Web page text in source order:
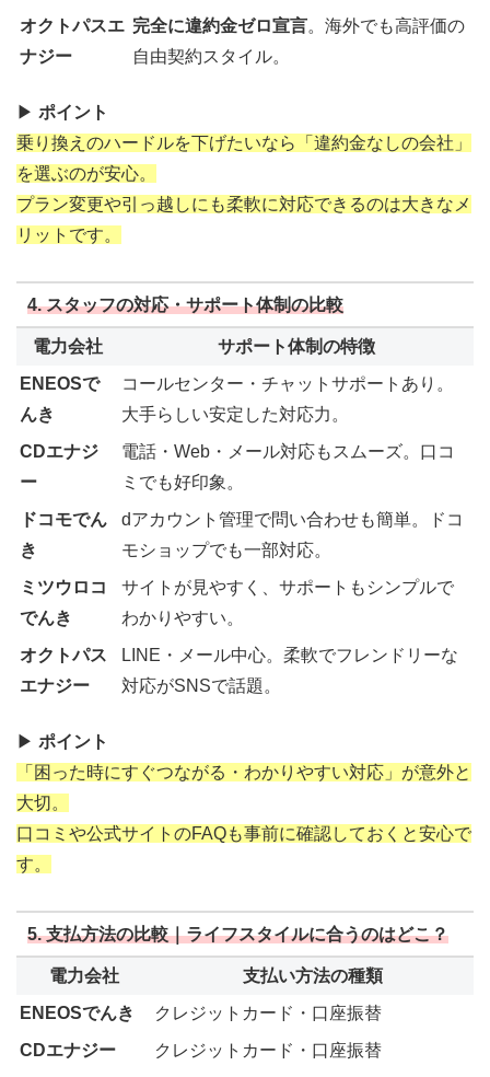
オクトパスエ
ナジー
完全に違約金ゼロ宣言。海外でも高評価の
自由契約スタイル。
▶ ポイント
乗り換えのハードルを下げたいなら「違約金なしの会社」
を選ぶのが安心。
プラン変更や引っ越しにも柔軟に対応できるのは大きなメ
リットです。
4. スタッフの対応・サポート体制の比較
電力会社
サポート体制の特徴
ENEOSで
んき
コールセンター・チャットサポートあり。
大手らしい安定した対応力。
CDエナジ
ー
電話・Web・メール対応もスムーズ。口コ
ミでも好印象。
ドコモでん
き
dアカウント管理で問い合わせも簡単。ドコ
モショップでも一部対応。
ミツウロコ
でんき
サイトが見やすく、サポートもシンプルで
わかりやすい。
オクトパス
エナジー
LINE・メール中心。柔軟でフレンドリーな
対応がSNSで話題。
▶ ポイント
「困った時にすぐつながる・わかりやすい対応」が意外と
大切。
口コミや公式サイトのFAQも事前に確認しておくと安心で
す。
5. 支払方法の比較｜ライフスタイルに合うのはどこ？
電力会社
支払い方法の種類
ENEOSでんき
クレジットカード・口座振替
CDエナジー
クレジットカード・口座振替